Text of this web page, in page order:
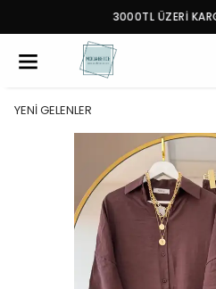
3000TL ÜZERİ
YENİ GELENLER